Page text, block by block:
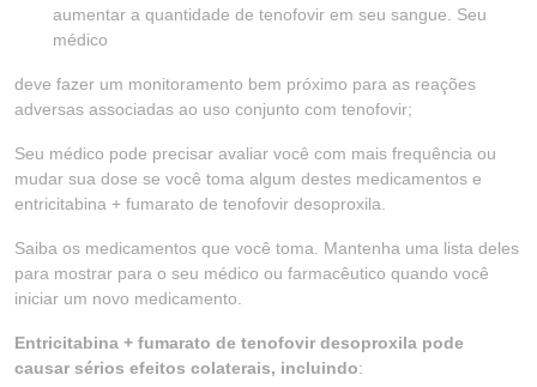
aumentar a quantidade de tenofovir em seu sangue. Seu
médico
deve fazer um monitoramento bem próximo para as reações
adversas associadas ao uso conjunto com tenofovir;
Seu médico pode precisar avaliar você com mais frequência ou
mudar sua dose se você toma algum destes medicamentos e
entricitabina + fumarato de tenofovir desoproxila.
Saiba os medicamentos que você toma. Mantenha uma lista deles
para mostrar para o seu médico ou farmacêutico quando você
iniciar um novo medicamento.
Entricitabina + fumarato de tenofovir desoproxila pode
causar sérios efeitos colaterais, incluindo: